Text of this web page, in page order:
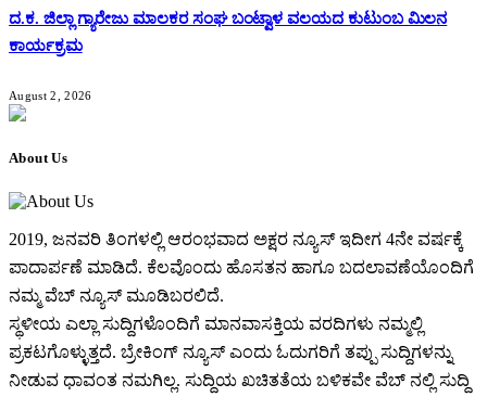
ದ.ಕ. ಜಿಲ್ಲಾ ಗ್ಯಾರೇಜು ಮಾಲಕರ ಸಂಘ ಬಂಟ್ವಾಳ ವಲಯದ ಕುಟುಂಬ ಮಿಲನ
ಕಾರ್ಯಕ್ರಮ
August 2, 2026
About Us
2019, ಜನವರಿ‌ ತಿಂಗಳಲ್ಲಿ ಆರಂಭವಾದ ಅಕ್ಷರ ನ್ಯೂಸ್ ಇದೀಗ 4ನೇ ವರ್ಷಕ್ಕೆ
ಪಾದಾರ್ಪಣೆ ಮಾಡಿದೆ. ಕೆಲವೊಂದು ಹೊಸತನ ಹಾಗೂ ಬದಲಾವಣೆಯೊಂದಿಗೆ
ನಮ್ಮ ವೆಬ್ ನ್ಯೂಸ್ ಮೂಡಿಬರಲಿದೆ.
ಸ್ಥಳೀಯ ಎಲ್ಲಾ ಸುದ್ದಿಗಳೊಂದಿಗೆ ಮಾನವಾಸಕ್ತಿಯ ವರದಿಗಳು ನಮ್ಮಲ್ಲಿ
ಪ್ರಕಟಗೊಳ್ಳುತ್ತದೆ. ಬ್ರೇಕಿಂಗ್ ನ್ಯೂಸ್ ಎಂದು ಓದುಗರಿಗೆ ತಪ್ಪು ಸುದ್ದಿಗಳನ್ನು
ನೀಡುವ ಧಾವಂತ ನಮಗಿಲ್ಲ. ಸುದ್ದಿಯ ಖಚಿತತೆಯ ಬಳಿಕವೇ ವೆಬ್ ನಲ್ಲಿ ಸುದ್ದಿ